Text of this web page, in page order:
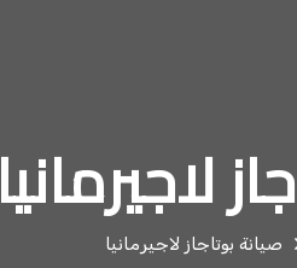
لاجيرمانيا
صيانة بوتاجاز لاجيرمانيا